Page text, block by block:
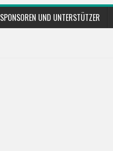
SPONSOREN UND UNTERSTÜTZER